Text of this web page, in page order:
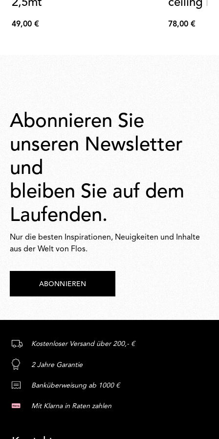
2,5mt
49,00
49,00 €
ceiling
78,00
78,00 €
Abonnieren Sie
unseren Newsletter
und
bleiben Sie auf dem
Laufenden.
Nur die besten Inspirationen, Neuigkeiten und Inhalte
aus der Welt von Flos.
ABONNIEREN
Kostenloser Versand über 200,- €
2 Jahre Garantie
Banküberweisung ab 1000 €
Mit Klarna in Raten zahlen